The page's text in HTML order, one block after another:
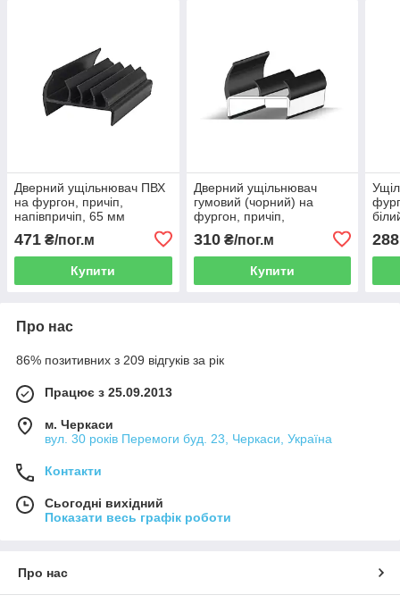
Дверний ущільнювач ПВХ
на фургон, причіп,
напівпричіп, 65 мм
471 ₴/пог.м
Купити
Дверний ущільнювач
гумовий (чорний) на
фургон, причіп,
310₴/пог.м
Купити
288
Про нас
86% позитивних з 209 відгуків за рік
Працює з 25.09.2013
м. Черкаси
вул. 30 років Перемоги буд. 23, Черкаси, Україна
Контакти
Сьогодні вихідний
Показати весь графік роботи
Про нас